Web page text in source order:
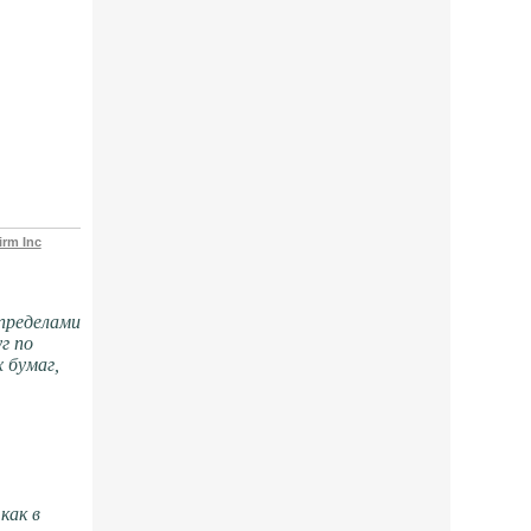
Inc
по
в